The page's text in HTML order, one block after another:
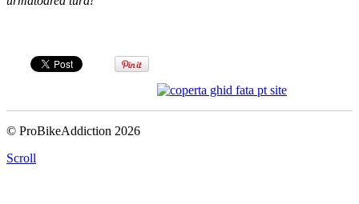
© ProBikeAddiction 2026
Scroll